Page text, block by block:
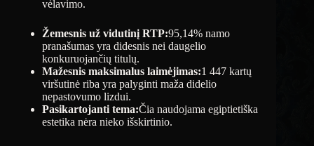
vėlavimo.
Žemesnis už vidutinį RTP:95,14% namo
pranašumas yra didesnis nei daugelio
konkuruojančių titulų.
Mažesnis maksimalus laimėjimas:1 447 kartų
viršutinė riba yra palyginti maža didelio
nepastovumo lizdui.
Pasikartojanti tema:Čia naudojama egiptietiška
estetika nėra nieko išskirtinio.